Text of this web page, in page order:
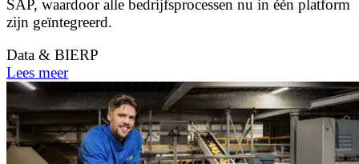
SAP, waardoor alle bedrijfsprocessen nu in één platform
zijn geïntegreerd.
Data & BIERP
Lees meer